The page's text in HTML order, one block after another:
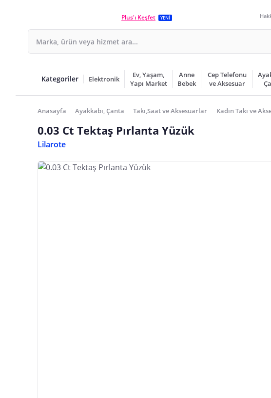
Plus'ı Keşfet YENİ
Kategoriler Elektronik
Ev, Yaşam,
Yapı Market
Anne
Bebek
Cep Telefonu
ve Aksesuar
Anasayfa Ayakkabı, Çanta Takı,Saat ve Aksesuarlar Kadın Takı ve
0.03 Ct Tektaş Pırlanta Yüzük
Lilarote